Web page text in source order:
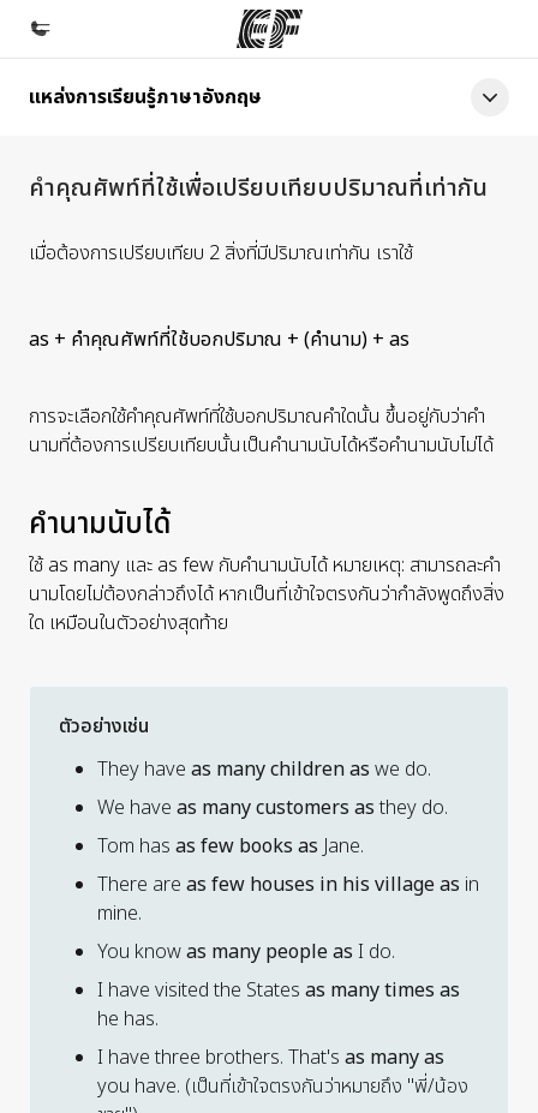
หน้าหลัก
โปรแกรม
ดูโปรแกรมทั้งหมด
ค้นหาสำนักงานที่ใกล้กับคุณ
ประวัติองค์กร
อาชีพ
แหล่งการเรียนรู้ภาษาอังกฤษ
คำคุณศัพท์ที่ใช้เพื่อเปรียบเทียบปริมาณที่เท่ากัน
เมื่อต้องการเปรียบเทียบ 2 สิ่งที่มีปริมาณเท่ากัน เราใช้
as + คำคุณศัพท์ที่ใช้บอกปริมาณ + (คำนาม) + as
การจะเลือกใช้คำคุณศัพท์ที่ใช้บอกปริมาณคำใดนั้น ขึ้นอยู่กับว่าคำ
นามที่ต้องการเปรียบเทียบนั้นเป็นคำนามนับได้หรือคำนามนับไม่ได้
คำนามนับได้
ใช้as many และ as few กับคำนามนับได้ หมายเหตุ: สามารถละคำ
นามโดยไม่ต้องกล่าวถึงได้ หากเป็นที่เข้าใจตรงกันว่ากำลังพูดถึงสิ่ง
ใด เหมือนในตัวอย่างสุดท้าย
ตัวอย่างเช่น
They have as many children as we do.
We have as many customers asthey do.
Tom has as few books as Jane.
There are as few houses in his village as in
mine.
You knowas many people as I do.
I have visited the States as many times as
he has.
I have three brothers. That's as many as
you have. (เป็นที่เข้าใจตรงกันว่าหมายถึง "พี่/น้อง